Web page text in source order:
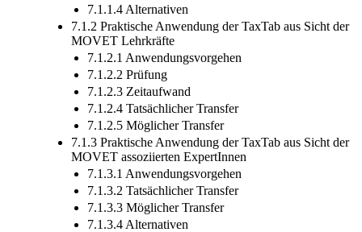
7.1.1.4 Alternativen
7.1.2 Praktische Anwendung der TaxTab aus Sicht der
MOVET Lehrkräfte
7.1.2.1 Anwendungsvorgehen
7.1.2.2 Prüfung
7.1.2.3 Zeitaufwand
7.1.2.4 Tatsächlicher Transfer
7.1.2.5 Möglicher Transfer
7.1.3 Praktische Anwendung der TaxTab aus Sicht der
MOVET assoziierten ExpertInnen
7.1.3.1 Anwendungsvorgehen
7.1.3.2 Tatsächlicher Transfer
7.1.3.3 Möglicher Transfer
7.1.3.4 Alternativen